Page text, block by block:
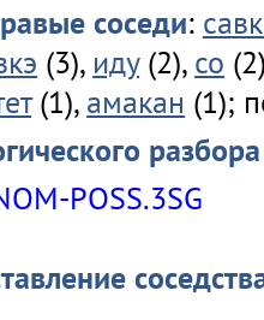
соседи:
(3), иду(2), со
(1), амакан (1);
разбора
POSS.3SG